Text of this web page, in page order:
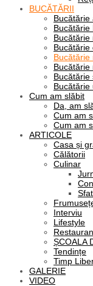
BUCĂTĂRII
Bucătărie
Bucătărie
Bucătărie
Bucătărie
Bucătărie
Bucătărie
Bucătărie
Bucătărie
Cum am slăbit
Da, am
Cum am
Cum am
ARTICOLE
Casa și
Călătorii
Culinar
Interviu
Lifestyle
ȘCOALA
Tendințe
Timp
GALERIE
VIDEO